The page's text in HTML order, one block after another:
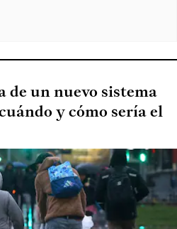
de un nuevo sistema
y cómo sería el